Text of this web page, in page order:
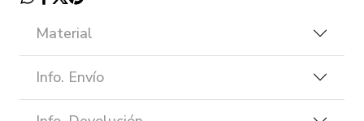
Material
Info. Envío